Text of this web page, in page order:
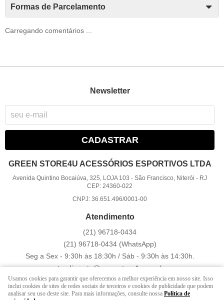
Formas de Parcelamento
Carregando comentários ...
Newsletter
CADASTRAR
GREEN STORE4U ACESSÓRIOS ESPORTIVOS LTDA
Avenida Quintino Bocaiúva, 325, LOJA 103 -São Francisco, Niterói - RJ
CEP: 24360-022
CNPJ: 36.651.496/0001-00
Atendimento
(21) 96718-0434
(21) 96718-0434 (WhatsApp)
Seg a Sex - 9:30h às 18:30h / Sáb - 9:30h às 14:30h.
atendimento@greenstore4u.com.br
LOJA VIRTUAL CRIADA POR
Usamos cookies para garantir que oferecemos a melhor experiência em nosso site. Isso
inclui cookies de sites de redes sociais de terceiros e cookies de publicidade que podem
analisar seu uso deste site. Para mais informações, consulte nossa Política de